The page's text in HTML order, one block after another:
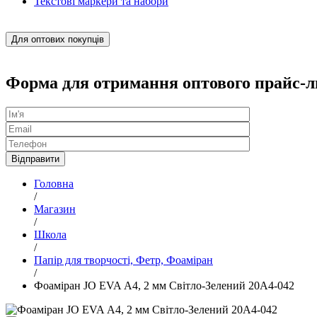
Для оптових покупців
Форма для отримання оптового прайс-
Головна
/
Магазин
/
Школа
/
Папір для творчості, Фетр, Фоаміран
/
Фоаміран JO EVA А4, 2 мм Світло-Зелений 20А4-042